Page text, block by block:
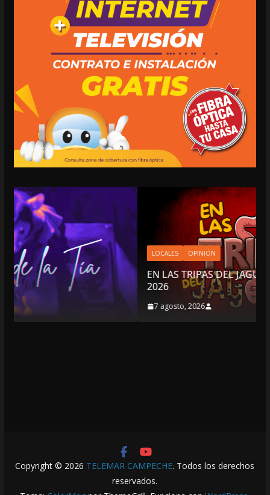
LOCALES OPINIÓN
EN LAS TRIPAS DEL JAGUAR: 07 DE AGOSTO DE
2026
7 agosto, 2026
Copyright © 2026 TELEMAR CAMPECHE. Todos los derechos
reservados.